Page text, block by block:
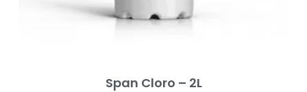
Span Cloro – 2L